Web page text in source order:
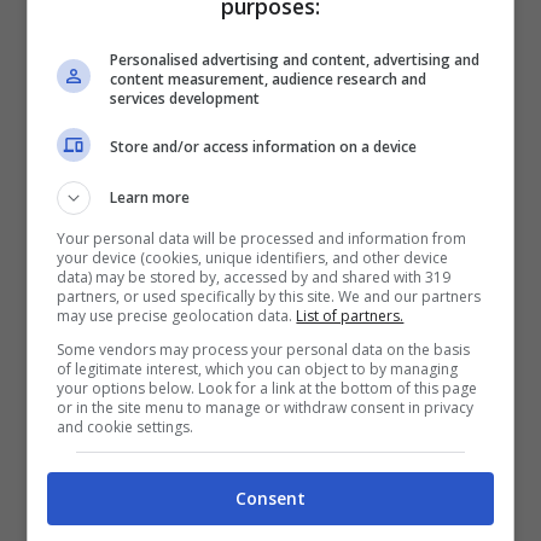
esercito di 60 mila persone, potranno
continuare a passare il confine.
L’Austria sta riaprendo già da fine maggio
molte attività.
cinema e palestre tornato operative ed il
29 maggio ha riaperto i suoi cancelli il
parco divertimenti del Prater a Vienna. Dal
15 giugno allenterà ulteriormente le
misure restrittiveall’interno del Paese e
alle frontiere. Da quella data l’obbligo delle
mascherine sarà revocato in molti luoghi
pubblici: dovranno continuare ad essere
Personalised advertising and content, advertising and
content measurement, audience research and
services development
Store and/or access information on a device
Learn more
Your personal data will be processed and information from
your device (cookies, unique identifiers, and other device
data) may be stored by, accessed by and shared with 319
partners, or used specifically by this site. We and our partners
may use precise geolocation data. List of partners.
Some vendors may process your personal data on the basis
of legitimate interest, which you can object to by managing
your options below. Look for a link at the bottom of this page
or in the site menu to manage or withdraw consent in privacy
and cookie settings.
Consent